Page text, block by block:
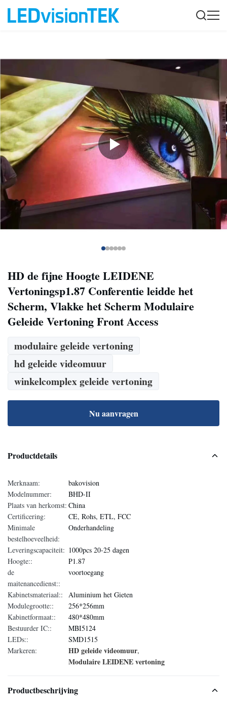
HD de fijne Hoogte LEIDENE
Vertoningsp1.87 Conferentie leidde het
Scherm, Vlakke het Scherm Modulaire
Geleide Vertoning Front Access
modulaire geleide vertoning
hd geleide videomuur
winkelcomplex geleide vertoning
Nu aanvragen
Productdetails
Merknaam:
bakovision
Modelnummer:
BHD-II
Plaats van herkomst: China
Certificering:
CE, Rohs, ETL, FCC
Minimale
bestelhoeveelheid:
Onderhandeling
Leveringscapaciteit: 1000pcs 20-25 dagen
Hoogte::
P1.87
de
maitenancedienst::
voortoegang
Kabinetsmateriaal::
Aluminium het Gieten
Modulegrootte::
256*256mm
Kabinetformaat::
480*480mm
Bestuurder IC::
MBI5124
LEDs::
SMD1515
Markeren:
HD geleide videomuur,
Modulaire LEIDENE vertoning
Productbeschrijving